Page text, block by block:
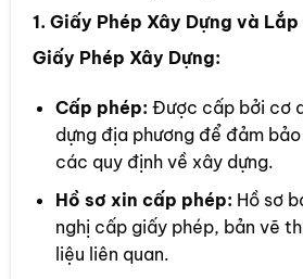
1. Giấy Phép Xây Dựng và
Giấy Phép Xây Dựng:
Cấp phép: Được cấp bởi cơ
dựng địa phương để đảm
các quy định về xây dựng.
Hồ sơ xin cấp phép: Hồ sơ
nghị cấp giấy phép, bản vẽ
liệu liên quan.